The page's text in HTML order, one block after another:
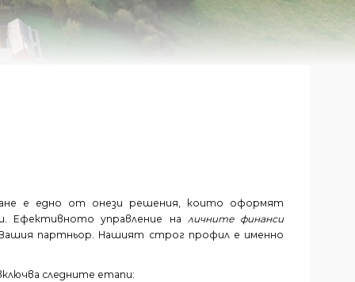
е едно от онези решения, които оформят
Ефективното управление на личните финанси
Вашия партньор. Нашият строг профил е именно
следните етапи: